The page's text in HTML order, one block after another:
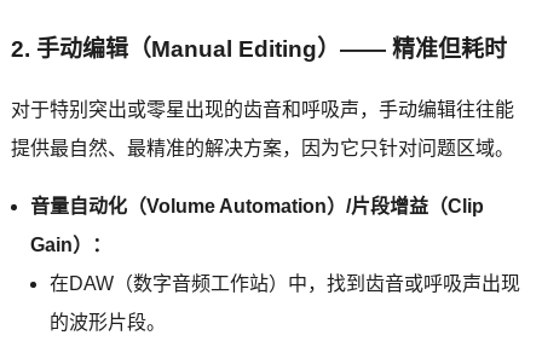
2. 手动编辑（Manual Editing）—— 精准但耗时
对于特别突出或零星出现的齿音和呼吸声，手动编辑往往能
提供最自然、最精准的解决方案，因为它只针对问题区域。
音量自动化（Volume Automation）/片段增益（Clip
Gain）：
在DAW（数字音频工作站）中，找到齿音或呼吸声出现
的波形片段。